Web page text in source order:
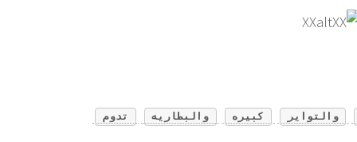
والتواير كبيره والبطاريه تدوم